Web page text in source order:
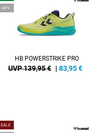
-40%
HB POWERSTRIKE PRO
UVP 139,95 € | 83,95€
SALE